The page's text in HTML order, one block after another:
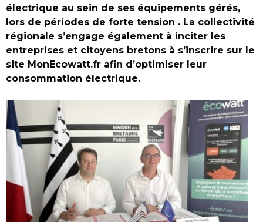
électrique au sein de ses équipements gérés,
lors de périodes de forte tension . La collectivité
régionale s’engage également à inciter les
entreprises et citoyens bretons à s’inscrire sur le
site MonEcowatt.fr afin d’optimiser leur
consommation électrique.